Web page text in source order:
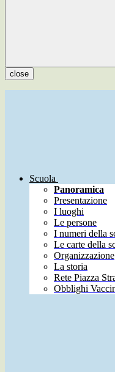
close
Scuola
Panoramica
Presentazione
I luoghi
Le persone
I numeri della
Le carte della
Organizzazione
La storia
Rete Piazza
Obblighi